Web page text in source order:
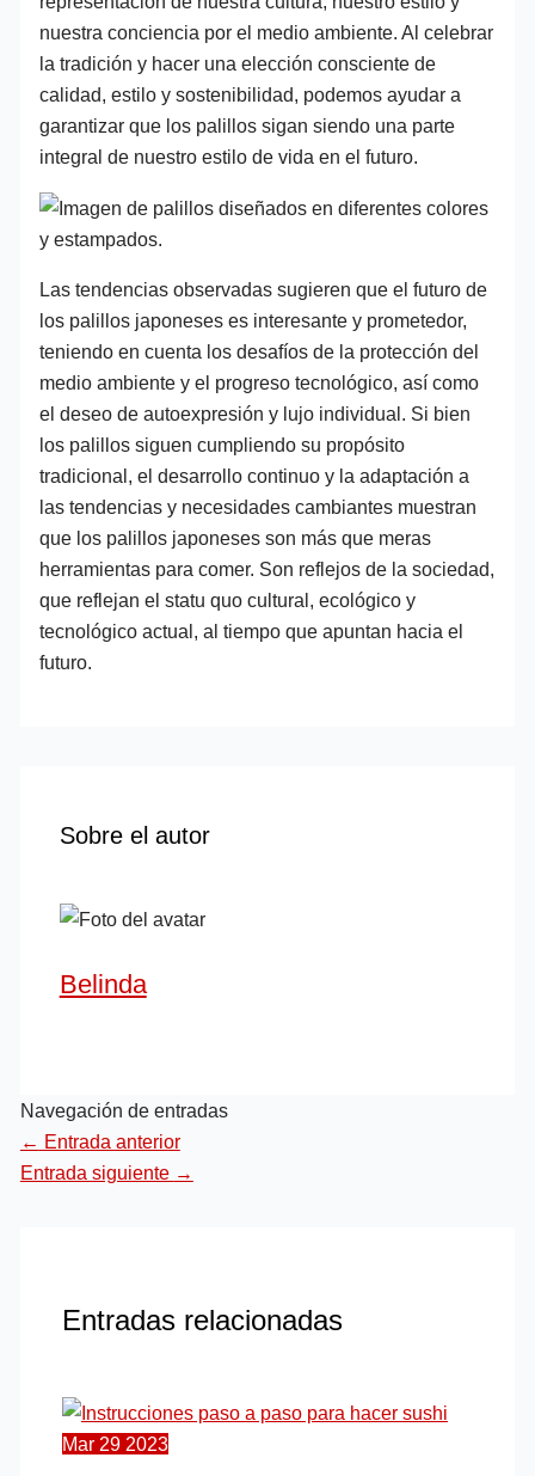
nuestra conciencia por el medio ambiente. Al celebrar
la tradición y hacer una elección consciente de
calidad, estilo y sostenibilidad, podemos ayudar a
garantizar que los palillos sigan siendo una parte
integral de nuestro estilo de vida en el futuro.
Las tendencias observadas sugieren que el futuro de
los palillos japoneses es interesante y prometedor,
teniendo en cuenta los desafíos de la protección del
medio ambiente y el progreso tecnológico, así como
el deseo de autoexpresión y lujo individual. Si bien
los palillos siguen cumpliendo su propósito
tradicional, el desarrollo continuo y la adaptación a
las tendencias y necesidades cambiantes muestran
que los palillos japoneses son más que meras
herramientas para comer. Son reflejos de la sociedad,
que reflejan el statu quo cultural, ecológico y
tecnológico actual, al tiempo que apuntan hacia el
futuro.
Sobre el autor
Belinda
Navegación de entradas
← Entrada anterior
Entrada siguiente →
Entradas relacionadas
Mar 29 2023